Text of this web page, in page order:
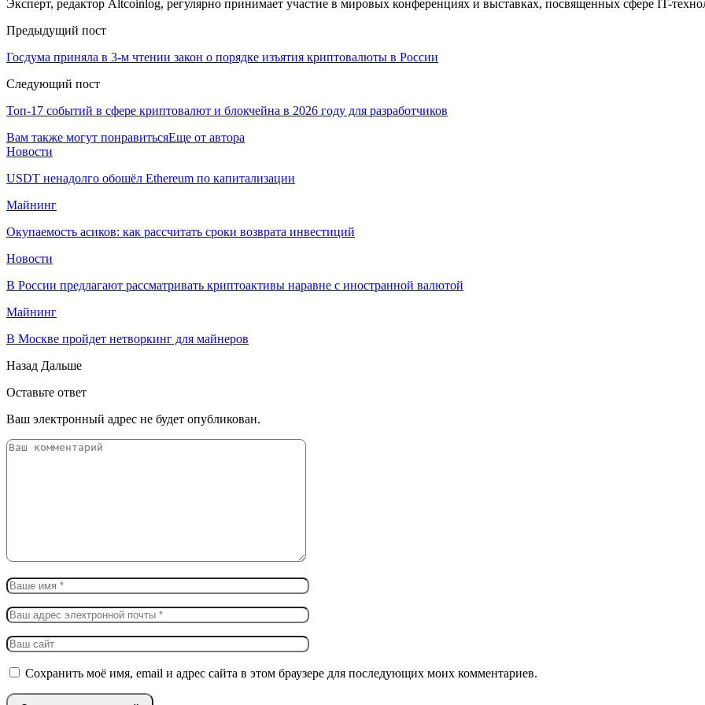
Эксперт, редактор Altcoinlog, регулярно принимает участие в мировых конференциях и выставках, посвященных сфере IT-
Предыдущий пост
Госдума приняла в 3-м чтении закон о порядке изъятия криптовалюты в России
Следующий пост
Топ-17 событий в сфере криптовалют и блокчейна в 2026 году для разработчиков
Вам также могут понравитьсяЕще от автора
Новости
USDT ненадолго обошёл Ethereum по капитализации
Майнинг
Окупаемость асиков: как рассчитать сроки возврата инвестиций
Новости
В России предлагают рассматривать криптоактивы наравне с иностранной валютой
Майнинг
В Москве пройдет нетворкинг для майнеров
Назад Дальше
Оставьте ответ
Ваш электронный адрес не будет опубликован.
Сохранить моё имя, email и адрес сайта в этом браузере для последующих моих комментариев.